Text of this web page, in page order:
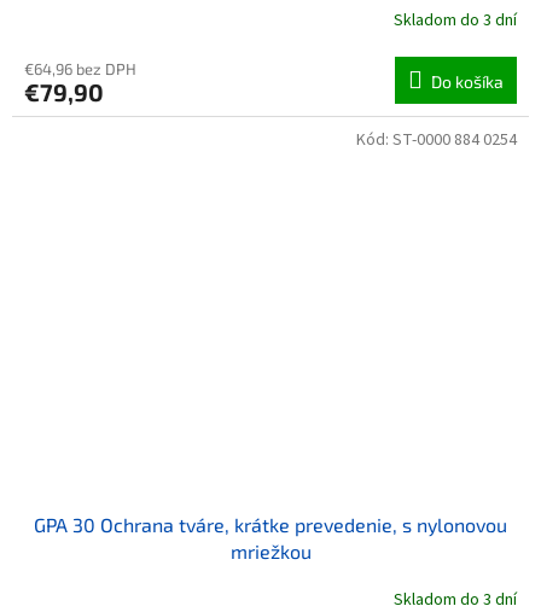
Skladom do 3 dní
€64,96 bez DPH
€79,90 Do košíka
GPA 30 Ochrana tváre, krátke prevedenie, s nylonovou
mriežkou
Skladom do 3 dní
Kód: ST-0000 884 0254